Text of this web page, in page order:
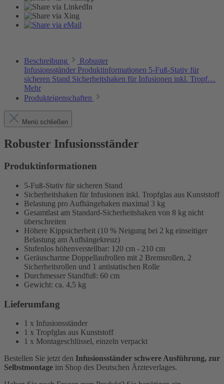
Beschreibung
Robuster
Infusionsständer Produktinformationen 5-Fuß-Stativ für
sicheren Stand Sicherheitshaken für Infusionen inkl. Tropf…
Mehr
Produkteigenschaften
Menü schließen
Robuster Infusionsständer
Produktinformationen
5-Fuß-Stativ für sicheren Stand
Sicherheitshaken für Infusionen inkl. Tropfglas aus Kunststoff
Belastung pro Aufhängehaken maximal 3 kg
Gesamtlast am Standard-Sicherheitshaken von 8 kg nicht
überschreiten
Höhere Kippsicherheit (10 % Neigung bei 2 kg einseitiger
Belastung am Aufhängekreuz)
Stufenlos höhenverstellbar: 120 cm - 210 cm
Geräuscharme Doppellaufrollen mit 2 Bremsrollen, 2
Sicherheitsrollen und 1 antistatischen Rolle
Durchmesser Standfuß: 60 cm
Gewicht: ca. 4,5 kg
Lieferumfang
1 x Infusionsständer
1 x Tropfglas aus Kunststoff
1 x Montageschlüssel, einzeln verpackt
Bestellen Sie jetzt den Infusionsständer schwere Ausführung, zur
Selbstmontage im Shop des Deutschen Ärzteverlages.